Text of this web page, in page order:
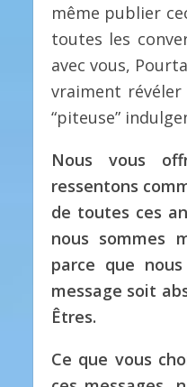
même publier
toutes les
avec vous,
vraiment
“piteuse”
Nous vous
ressentons
de toutes ces
nous sommes
parce que
message soit
Êtres.
Ce que vous